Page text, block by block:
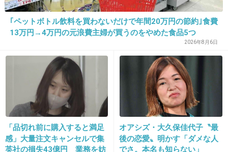
お似合いですねｗ
+77 -11
2013/04/02(火) 22:19:53
黒々しい眉毛が悪目立ち…
22. 匿名2013/04/02(火) 22:20:17
｢ペットボトル飲料を買わないだけで年間20万円の節約｣食費
13万円→4万円の元浪費主婦が買うのをやめた食品5つ
2026年8月6日
「品切れ前に購入すると満足
感」大量注文キャンセルで集
英社の損失43億円 業務を妨
オアシズ・大久保佳代子〝最
後の恋愛〟明かす「ダメな人
でさ。本名も知らない」